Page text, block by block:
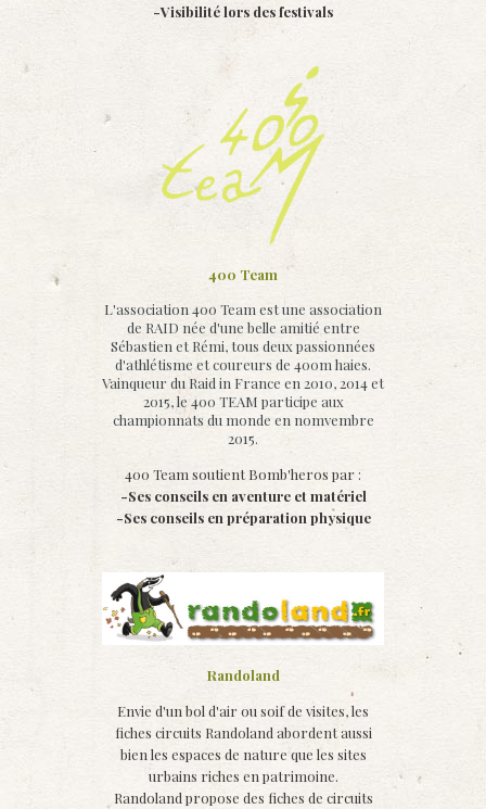
-Visibilité lors des festivals
400 Team
L'association 400 Team est une association
de RAID née d'une belle amitié entre
Sébastien et Rémi, tous deux passionnées
d'athlétisme et coureurs de 400m haies.
Vainqueur du Raid in France en 2010, 2014 et
2015, le 400 TEAM participe aux
championnats du monde en nomvembre
2015.
400 Team soutient Bomb'heros par :
-Ses conseils en aventure et matériel
-Ses conseils en préparation physique
Randoland
Envie d'un bol d'air ou soif de visites, les
fiches circuits Randoland abordent aussi
bien les espaces de nature que les sites
urbains riches en patrimoine.
Randoland propose des fiches de circuits